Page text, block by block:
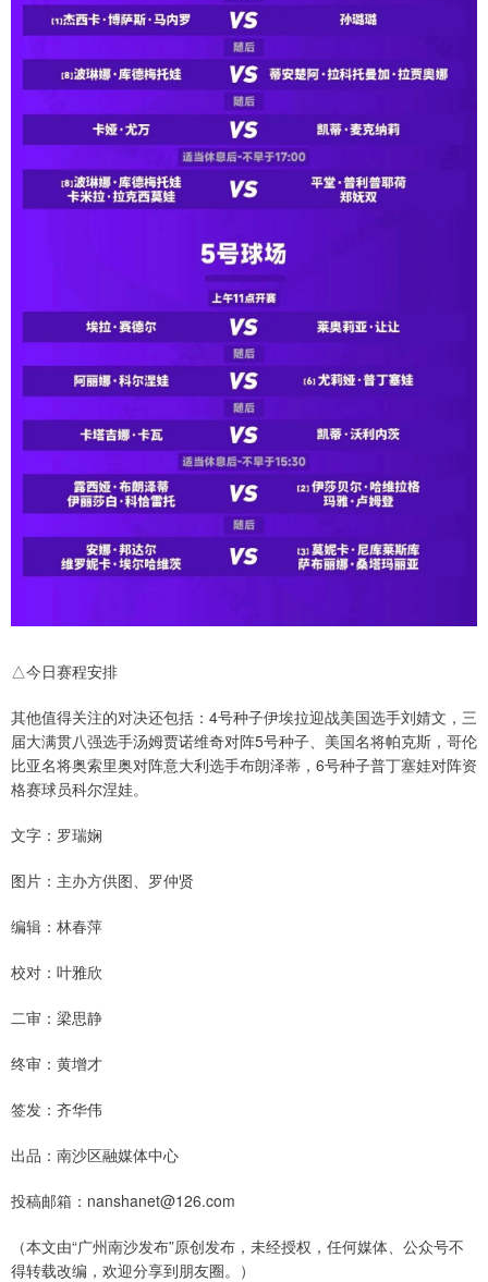
△今日赛程安排
其他值得关注的对决还包括：4号种子伊埃拉迎战美国选手刘婧文，三
届大满贯八强选手汤姆贾诺维奇对阵5号种子、美国名将帕克斯，哥伦
比亚名将奥索里奥对阵意大利选手布朗泽蒂，6号种子普丁塞娃对阵资
格赛球员科尔涅娃。
文字：罗瑞娴
图片：主办方供图、罗仲贤
编辑：林春萍
校对：叶雅欣
二审：梁思静
终审：黄增才
签发：齐华伟
出品：南沙区融媒体中心
投稿邮箱：nanshanet@126.com
（本文由“广州南沙发布”原创发布，未经授权，任何媒体、公众号不
得转载改编，欢迎分享到朋友圈。）